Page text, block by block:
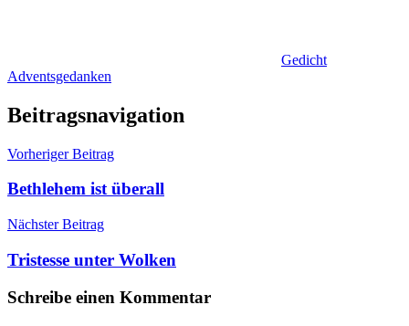
Gedicht
Adventsgedanken
Beitragsnavigation
Vorheriger Beitrag
Bethlehem ist überall
Nächster Beitrag
Tristesse unter Wolken
Schreibe einen Kommentar